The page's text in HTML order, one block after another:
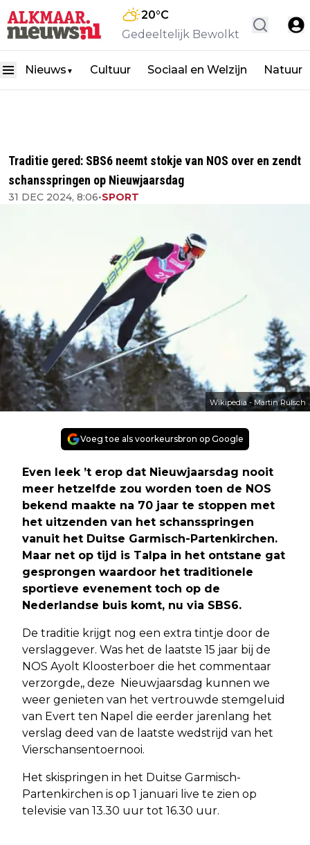
20°C
Gedeeltelijk Bewolkt
Nieuws ▼ Cultuur Sociaal en Welzijn Natuur
Traditie gered: SBS6 neemt stokje van NOS over en zendt
schansspringen op Nieuwjaarsdag
31 DEC 2024, 8:06•SPORT
Wikipedia - Martin Rulsch
Voeg toe als voorkeursbron op Google
Even leek ’t erop dat Nieuwjaarsdag nooit
meer hetzelfde zou worden toen de NOS
bekend maakte na 70 jaar te stoppen met
het uitzenden van het schansspringen
vanuit het Duitse Garmisch-Partenkirchen.
Maar net op tijd is Talpa in het ontstane gat
gesprongen waardoor het traditionele
sportieve evenement toch op de
Nederlandse buis komt, nu via SBS6.
De traditie krijgt nog een extra tintje door de
verslaggever. Was het de laatste 15 jaar bij de
NOS Ayolt Kloosterboer die het commentaar
verzorgde,, deze Nieuwjaarsdag kunnen we
weer genieten van het vertrouwde stemgeluid
van Evert ten Napel die eerder jarenlang het
verslag deed van de laatste wedstrijd van het
Vierschansentoernooi.
Het skispringen in het Duitse Garmisch-
Partenkirchen is op 1 januari live te zien op
televisie van 13.30 uur tot 16.30 uur.